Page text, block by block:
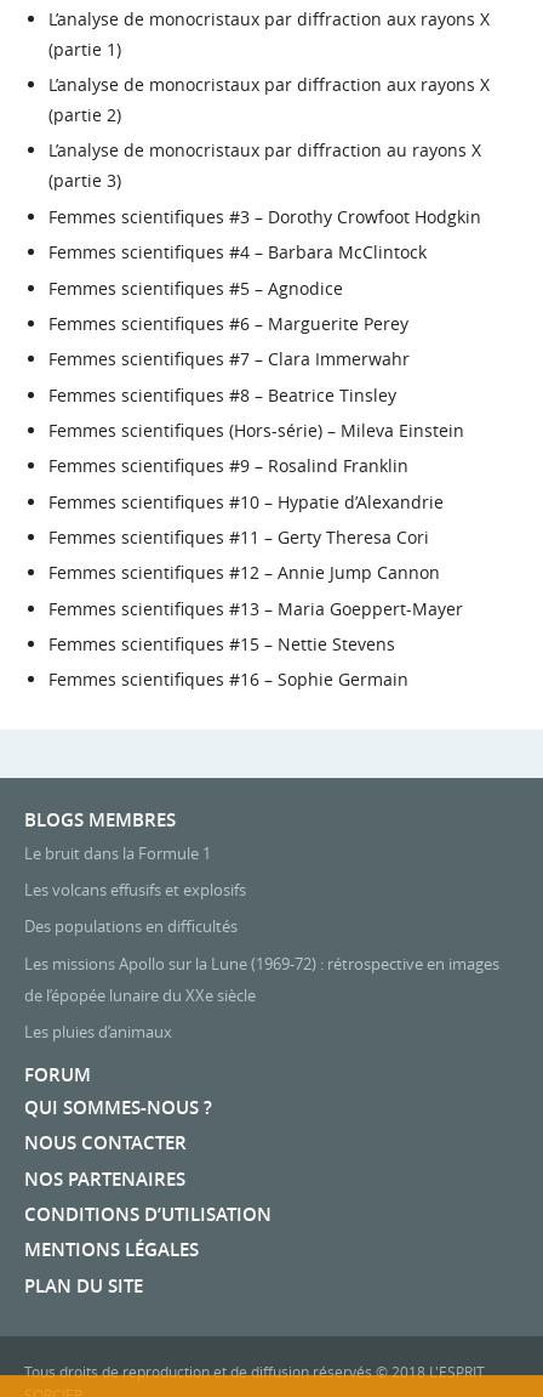
L’analyse de monocristaux par diffraction aux rayons X
(partie 1)
L’analyse de monocristaux par diffraction aux rayons X
(partie 2)
L’analyse de monocristaux par diffraction au rayons X
(partie 3)
Femmes scientifiques #3 – Dorothy Crowfoot Hodgkin
Femmes scientifiques #4 – Barbara McClintock
Femmes scientifiques #5 – Agnodice
Femmes scientifiques #6 – Marguerite Perey
Femmes scientifiques #7 – Clara Immerwahr
Femmes scientifiques #8 – Beatrice Tinsley
Femmes scientifiques (Hors-série) – Mileva Einstein
Femmes scientifiques #9 – Rosalind Franklin
Femmes scientifiques #10 – Hypatie d’Alexandrie
Femmes scientifiques #11 – Gerty Theresa Cori
Femmes scientifiques #12 – Annie Jump Cannon
Femmes scientifiques #13 – Maria Goeppert-Mayer
Femmes scientifiques #15 – Nettie Stevens
Femmes scientifiques #16 – Sophie Germain
BLOGS MEMBRES
Le bruit dans la Formule 1
Les volcans effusifs et explosifs
Des populations en difficultés
Les missions Apollo sur la Lune (1969-72) : rétrospective en images
de l’épopée lunaire du XXe siècle
Les pluies d’animaux
FORUM
QUI SOMMES-NOUS ?
NOUS CONTACTER
NOS PARTENAIRES
CONDITIONS D’UTILISATION
MENTIONS LÉGALES
PLAN DU SITE
Tous droits de reproduction et de diffusion réservés © 2018 L'ESPRIT